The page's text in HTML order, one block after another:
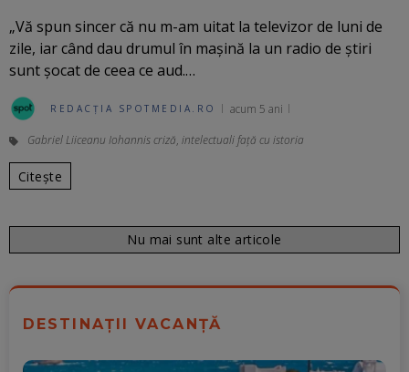
„Vă spun sincer că nu m-am uitat la televizor de luni de
zile, iar când dau drumul în mașină la un radio de știri
sunt șocat de ceea ce aud.…
REDACȚIA SPOTMEDIA.RO acum 5 ani
Gabriel Liiceanu Iohannis criză, intelectuali față cu istoria
Citește
Nu mai sunt alte articole
DESTINAȚII VACANȚĂ